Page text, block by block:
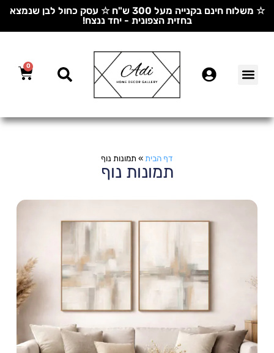
☆ משלוח חינם בקנייה מעל 300 ש"ח ☆ עסק כחול לבן שנמצא
בחזית הצפונית - יחד ננצח!
0
דף הבית» תמונות נוף
תמונות נוף